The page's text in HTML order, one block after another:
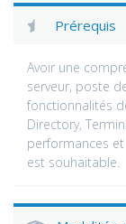
Prérequis
Avoir une
serveur, poste
fonctionnalités
Directory,
performances et
est souhaitable.